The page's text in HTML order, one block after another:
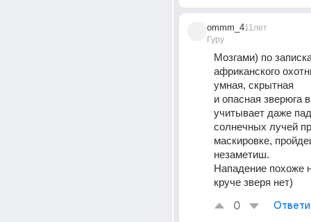
ommm_4
Гуру
11лет
Мозгами) по
африканского
умная, скрытная
и опасная зверюга
учитывает даже
солнечных лучей
маскировке,
незаметиш.
Нападение похоже
круче зверя нет)
0